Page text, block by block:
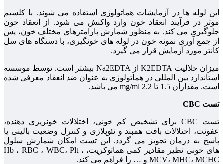
این لوله ها در آزمایشات هماتولوژی استفاده می شوند. با کلسیم
موثر در فرآیند انعقاد خون وارد واکنش می شود. از انعقاد خون
جلوگیری می کند. به منظور شمارش پارامترهای مختلف خون، پس
از جمع آوری نمونه خون در لوله های خونگیری، با دستگاه های سل
کانتر مورد آزمایش قرار می گیرد.
میزان حلالیت K2EDTA از Na2EDTA بیشتر است. توسط موسسه
استاندارد بین المللی در هماتولوژی به عنوان ضد انعقاد معرفی شده
است. مقدارآن 1.5 تا 2.2 mg/ml می باشد.
تست CBC
تست CBC برای تشخیص کم خونی، اختلالات خونریزی دهنده،
عفونت، اختلالات بافت همبند و نئوپلازی و کنترل وضعیت بالینی یا
پاسخ به درمان تجویز می گردد. این تست امکان شمارش سلول
های خونی نظیر مقادیر کمی هماتوکریت، Hb ، RBC ، WBC، Plt ،
MCV، MHC، MCHC و … را فراهم می کند.